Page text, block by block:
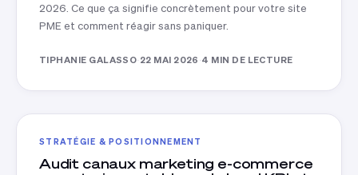
2026. Ce que ça signifie concrètement pour votre site
PME et comment réagir sans paniquer.
TIPHANIE GALASSO· 22 MAI 2026 ·4 MIN DE LECTURE
STRATÉGIE & POSITIONNEMENT
Audit canaux marketing e-commerce